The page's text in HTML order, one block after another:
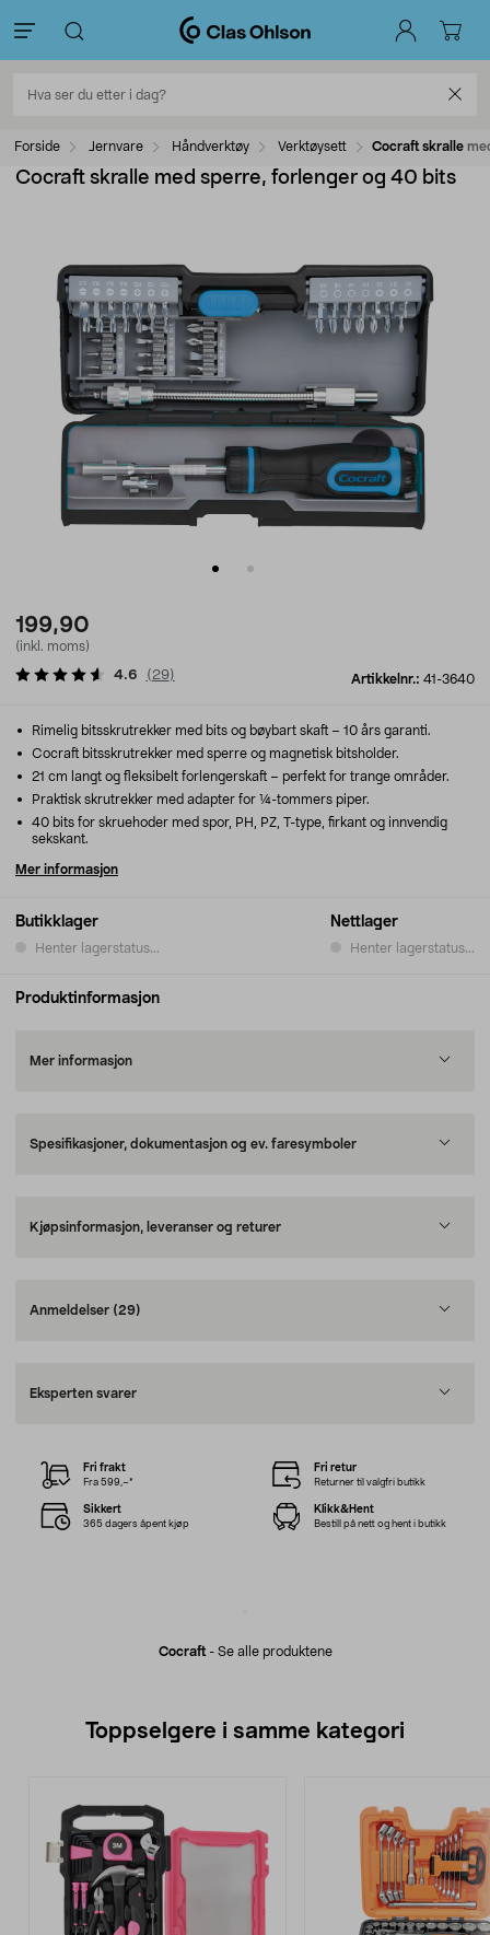
Forside Jernvare Håndverktøy Verktøysett Cocraft skralle
Cocraft skralle med sperre, forlenger og 40 bits
199,90
(inkl. moms)
Artikkelnr.: 41-3640
4.6 ( 29)
Butikklager
Henter lagerstatus...
Nettlager
Henter lagerstatus...
Rimelig bitsskrutrekker med bits og bøybart skaft – 10 års garanti.
Cocraft bitsskrutrekker med sperre og magnetisk bitsholder.
21 cm langt og fleksibelt forlengerskaft – perfekt for trange områder.
Praktisk skrutrekker med adapter for ¼-tommers piper.
40 bits for skruehoder med spor, PH, PZ, T-type, firkant og innvendig
sekskant.
Mer informasjon
Produktinformasjon
Mer informasjon
Spesifikasjoner, dokumentasjon og ev. faresymboler
Kjøpsinformasjon, leveranser og returer
Anmeldelser (29)
Eksperten svarer
Cocraft- Se alle produktene
Fri frakt
Fra 599,–*
Fri retur
Returner til valgfri butikk
Sikkert
365 dagers åpent kjøp
Klikk&Hent
Bestill på nett og hent i butikk
Toppselgere i samme kategori